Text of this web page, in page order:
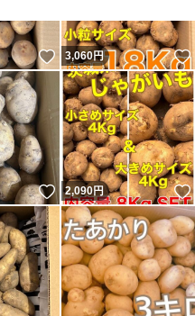
いいね！
3,060円
いいね！
2,090円